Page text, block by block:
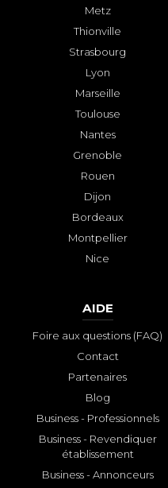
Metz
Thionville
Strasbourg
Lyon
Marseille
Toulouse
Nantes
Grenoble
Rouen
Dijon
Bordeaux
Montpellier
Nice
AIDE
Foire aux questions (FAQ)
Contact
Partenaires
Blog
Business - Professionnels
Business - Revendiquer
établissement
Business - Annonceurs